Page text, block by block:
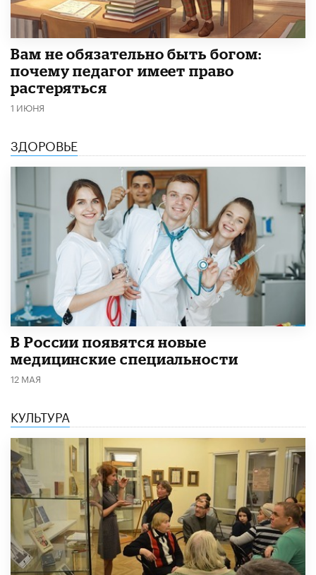
​Вам не обязательно быть богом:
почему педагог имеет право
растеряться
1 ИЮНЯ
ЗДОРОВЬЕ
В России появятся новые
медицинские специальности
12 МАЯ
КУЛЬТУРА